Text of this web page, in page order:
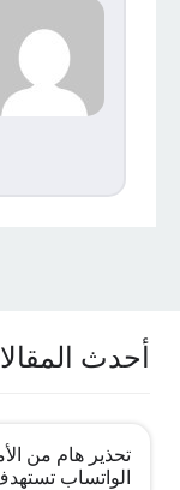
أحدث
تحذير هام من
الواتساب